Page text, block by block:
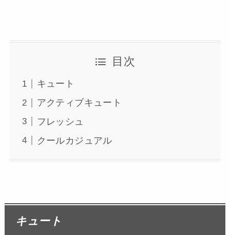
目次
キュート
アクティブキュート
フレッシュ
クールカジュアル
キュート